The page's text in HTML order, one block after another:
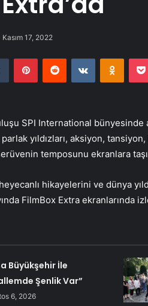
Kasım 17, 2022
Tumblr PinterestReddit VKontakte
SPI International
yıldızları, aksiyon,
temposunu ekranlara
hikayelerini ve dünya
FilmBox Extra ekranlarında
Büyükşehir İle
Şenlik Var”
6, 2026